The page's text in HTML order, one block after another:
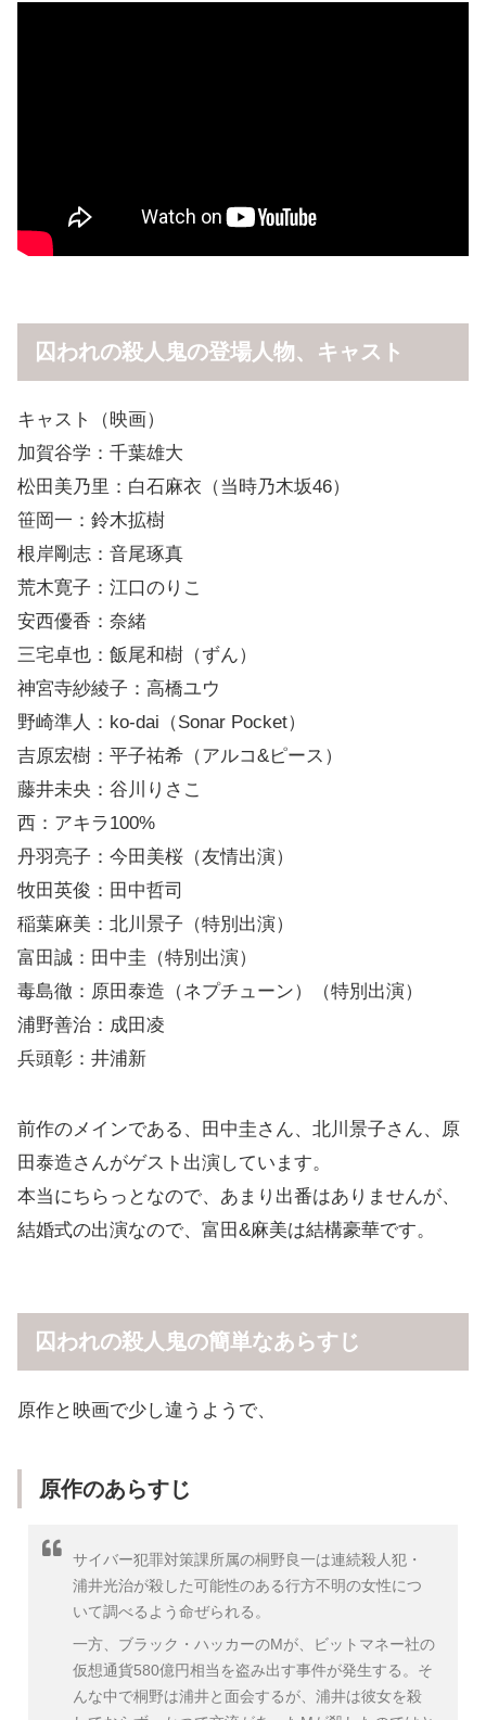
囚われの殺人鬼の登場人物、キャスト
キャスト（映画）
加賀谷学：千葉雄大
松田美乃里：白石麻衣（当時乃木坂46）
笹岡一：鈴木拡樹
根岸剛志：音尾琢真
荒木寛子：江口のりこ
安西優香：奈緒
三宅卓也：飯尾和樹（ずん）
神宮寺紗綾子：高橋ユウ
野崎準人：ko-dai（Sonar Pocket）
吉原宏樹：平子祐希（アルコ&ピース）
藤井未央：谷川りさこ
西：アキラ100%
丹羽亮子：今田美桜（友情出演）
牧田英俊：田中哲司
稲葉麻美：北川景子（特別出演）
富田誠：田中圭（特別出演）
毒島徹：原田泰造（ネプチューン）（特別出演）
浦野善治：成田凌
兵頭彰：井浦新
前作のメインである、田中圭さん、北川景子さん、原
田泰造さんがゲスト出演しています。
本当にちらっとなので、あまり出番はありませんが、
結婚式の出演なので、富田&麻美は結構豪華です。
囚われの殺人鬼の簡単なあらすじ
原作と映画で少し違うようで、
原作のあらすじ
サイバー犯罪対策課所属の桐野良一は連続殺人犯・
浦井光治が殺した可能性のある行方不明の女性につ
いて調べるよう命ぜられる。
一方、ブラック・ハッカーのMが、ビットマネー社の
仮想通貨580億円相当を盗み出す事件が発生する。そ
んな中で桐野は浦井と面会するが、浦井は彼女を殺